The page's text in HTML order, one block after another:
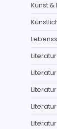
Kunst &